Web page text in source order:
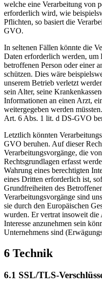
welche eine Verarbeitung von
erforderlich wird, wie
Pflichten, so basiert die
GVO.
In seltenen Fällen könnte die
Daten erforderlich werden, um
betroffenen Person oder einer
schützen. Dies wäre
unserem Betrieb verletzt
sein Alter, seine
Informationen an einen Arzt,
weitergegeben werden
Art. 6 Abs. 1 lit. d DS-GVO
Letztlich könnten
GVO beruhen. Auf dieser
Verarbeitungsvorgänge, die
Rechtsgrundlagen erfasst
Wahrung eines berechtigten
eines Dritten erforderlich ist,
Grundfreiheiten des
Verarbeitungsvorgänge sind
sie durch den Europäischen
wurden. Er vertrat insoweit die
Interesse anzunehmen sein
Unternehmens sind
6 Technik
6.1 SSL/TLS-